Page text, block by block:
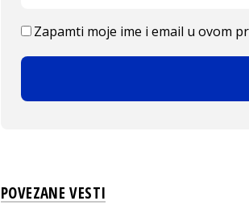
Zapamti moje ime i email u ovom
POVEZANE VESTI